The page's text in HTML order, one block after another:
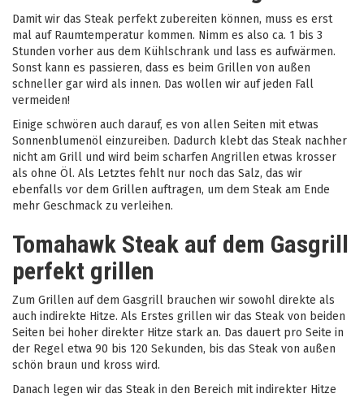
Damit wir das Steak perfekt zubereiten können, muss es erst
mal auf Raumtemperatur kommen. Nimm es also ca. 1 bis 3
Stunden vorher aus dem Kühlschrank und lass es aufwärmen.
Sonst kann es passieren, dass es beim Grillen von außen
schneller gar wird als innen. Das wollen wir auf jeden Fall
vermeiden!
Einige schwören auch darauf, es von allen Seiten mit etwas
Sonnenblumenöl einzureiben. Dadurch klebt das Steak nachher
nicht am Grill und wird beim scharfen Angrillen etwas krosser
als ohne Öl. Als Letztes fehlt nur noch das Salz, das wir
ebenfalls vor dem Grillen auftragen, um dem Steak am Ende
mehr Geschmack zu verleihen.
Tomahawk Steak auf dem Gasgrill
perfekt grillen
Zum Grillen auf dem Gasgrill brauchen wir sowohl direkte als
auch indirekte Hitze. Als Erstes grillen wir das Steak von beiden
Seiten bei hoher direkter Hitze stark an. Das dauert pro Seite in
der Regel etwa 90 bis 120 Sekunden, bis das Steak von außen
schön braun und kross wird.
Danach legen wir das Steak in den Bereich mit indirekter Hitze